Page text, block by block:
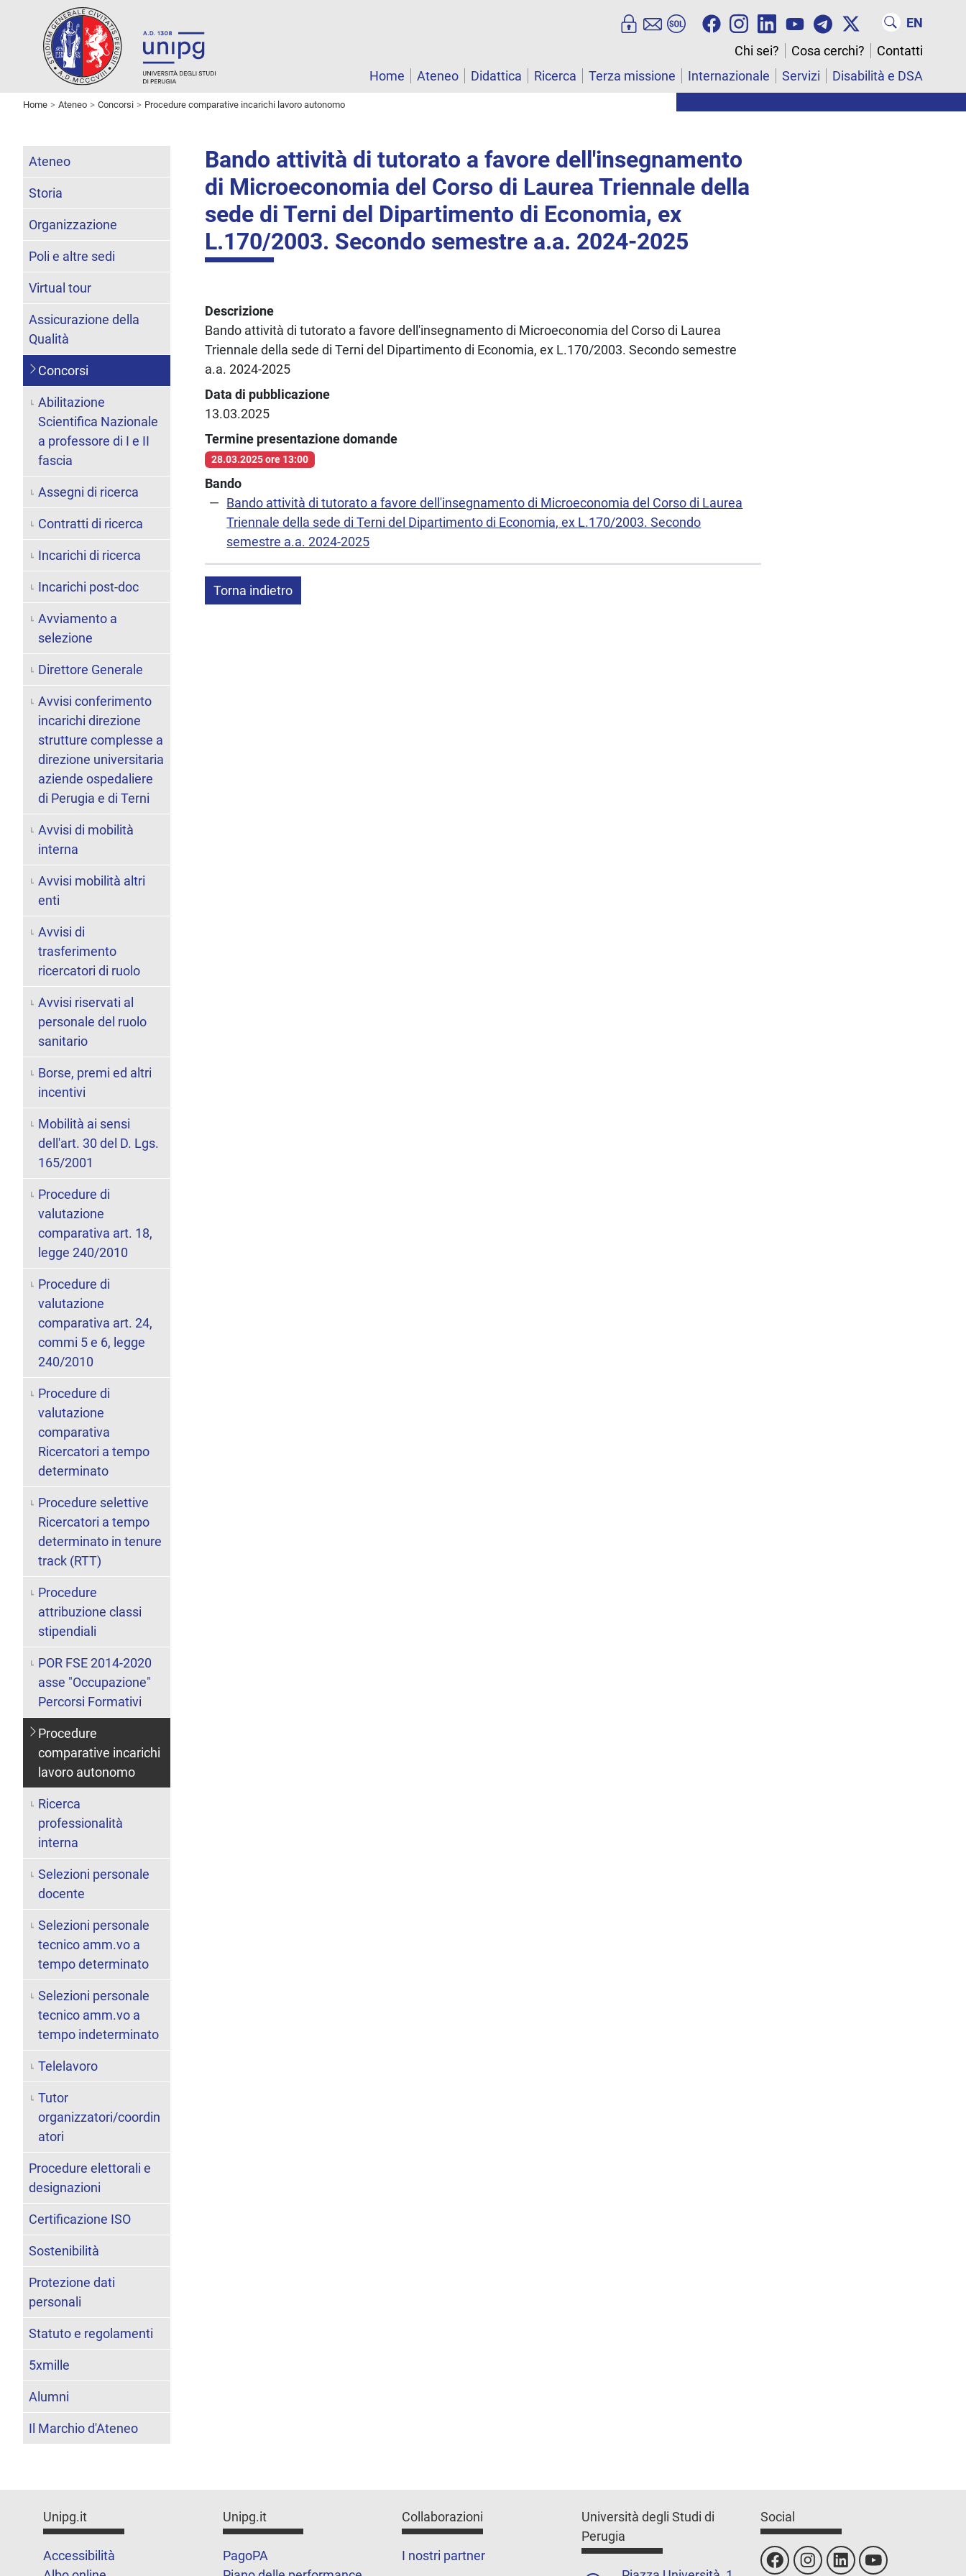
EN
Chi sei?
Cosa cerchi?
Contatti
Home
Ateneo Didattica Ricerca Terza missione Internazionale Servizi Disabilità e DSA
Home Ateneo Concorsi Procedure comparative incarichi lavoro autonomo
Bando attività di tutorato a favore dell'insegnamento
di Microeconomia del Corso di Laurea Triennale della
sede di Terni del Dipartimento di Economia, ex
L.170/2003. Secondo semestre a.a. 2024-2025
Descrizione
Bando attività di tutorato a favore dell'insegnamento di Microeconomia del Corso di Laurea
Triennale della sede di Terni del Dipartimento di Economia, ex L.170/2003. Secondo semestre
a.a. 2024-2025
Data di pubblicazione
13.03.2025
Termine presentazione domande
28.03.2025 ore 13:00
Bando
Bando attività di tutorato a favore dell'insegnamento di Microeconomia del Corso di Laurea
Triennale della sede di Terni del Dipartimento di Economia, ex L.170/2003. Secondo
semestre a.a. 2024-2025
Torna indietro
Ateneo
Storia
Organizzazione
Poli e altre sedi
Virtual tour
Assicurazione della
Qualità
Concorsi
Abilitazione
Scientifica Nazionale
a professore di I e II
fascia
Assegni di ricerca
Contratti di ricerca
Incarichi di ricerca
Incarichi post-doc
Avviamento a
selezione
Direttore Generale
Avvisi conferimento
incarichi direzione
strutture complesse a
direzione universitaria
aziende ospedaliere
di Perugia e di Terni
Avvisi di mobilità
interna
Avvisi mobilità altri
enti
Avvisi di
trasferimento
ricercatori di ruolo
Avvisi riservati al
personale del ruolo
sanitario
Borse, premi ed altri
incentivi
Mobilità ai sensi
dell'art. 30 del D. Lgs.
165/2001
Procedure di
valutazione
comparativa art. 18,
legge 240/2010
Procedure di
valutazione
comparativa art. 24,
commi 5 e 6, legge
240/2010
Procedure di
valutazione
comparativa
Ricercatori a tempo
determinato
Procedure selettive
Ricercatori a tempo
determinato in tenure
track (RTT)
Procedure
attribuzione classi
stipendiali
POR FSE 2014-2020
asse "Occupazione"
Percorsi Formativi
Procedure
comparative incarichi
lavoro autonomo
Ricerca
professionalità
interna
Selezioni personale
docente
Selezioni personale
tecnico amm.vo a
tempo determinato
Selezioni personale
tecnico amm.vo a
tempo indeterminato
Telelavoro
Tutor
organizzatori/coordin
atori
Procedure elettorali e
designazioni
Certificazione ISO
Sostenibilità
Protezione dati
personali
Statuto e regolamenti
5xmille
Alumni
Il Marchio d'Ateneo
Unipg.it
Accessibilità
Unipg.it
PagoPA
Collaborazioni
I nostri partner
Università degli Studi di
Perugia
Social